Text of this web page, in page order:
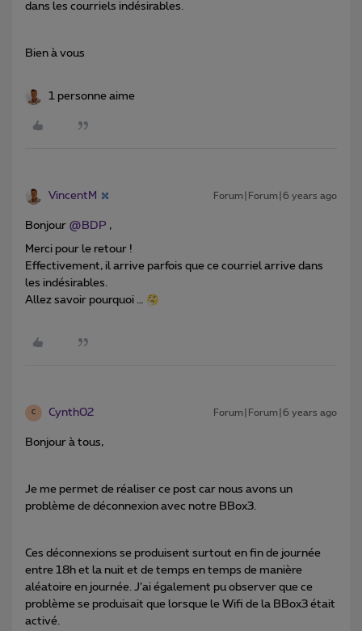
dans les courriels indésirables.
Bien à vous
1 personne aime
VincentM Forum|Forum|6 years ago
Bonjour @BDP ,
Merci pour le retour !
Effectivement, il arrive parfois que ce courriel arrive dans
les indésirables.
Allez savoir pourquoi …
C Cynth02 Forum|Forum|6 years ago
Bonjour à tous,
Je me permet de réaliser ce post car nous avons un
problème de déconnexion avec notre BBox3.
Ces déconnexions se produisent surtout en fin de journée
entre 18h et la nuit et de temps en temps de manière
aléatoire en journée. J’ai également pu observer que ce
problème se produisait que lorsque le Wifi de la BBox3 était
activé.